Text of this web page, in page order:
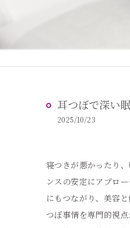
耳つぼで深い
2025/10/23
寝つきが悪かったり
ンスの安定にアプロ
にもつながり、美容
つぼ事情を専門的視